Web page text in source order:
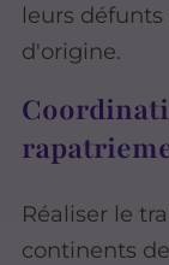
leurs
d'origine.
Réaliser le
continents